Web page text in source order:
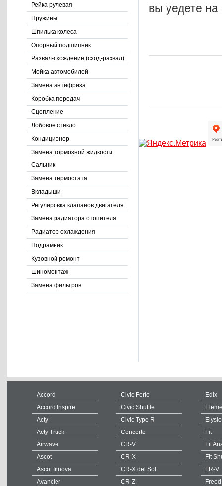
Рейка рулевая
Пружины
Шпилька колеса
Опорный подшипник
Развал-схождение (сход-развал)
Мойка автомобилей
Замена антифриза
Коробка передач
Сцепление
Лобовое стекло
Кондиционер
Замена тормозной жидкости
Сальник
Замена термостата
Вкладыши
Регулировка клапанов двигателя
Замена радиатора отопителя
Радиатор охлаждения
Подрамник
Кузовной ремонт
Шиномонтаж
Замена фильтров
вы уедете
Accord
Accord Inspire
Acty
Acty Truck
Airwave
Ascot
Ascot Innova
Avancier
Civic Ferio
Civic Shuttle
Civic Type R
Concerto
CR-V
CR-X
CR-X del Sol
CR-Z
Edix
Fit
Fit
Fit
FR-V
Freed